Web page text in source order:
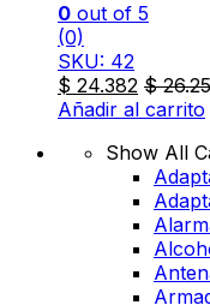
0 out of 5
(0)
SKU: 42
$ 24.382 $
Añadir al carrito
Show All